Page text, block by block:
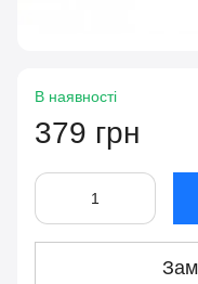
В наявності
379 грн